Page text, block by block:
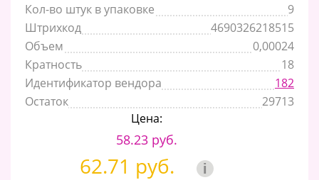
Кол-во штук в упаковке
9
Штрихкод
4690326218515
Объем
0,00024
Кратность
18
Идентификатор вендора
182
Остаток
29713
Цена:
58.23 руб.
62.71 руб. i